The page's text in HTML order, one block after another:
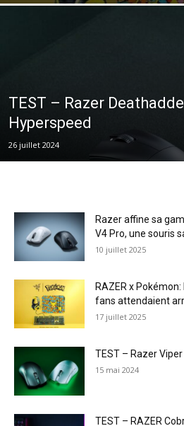
TEST – Razer
Hyperspeed
26 juillet 2024
Razer affine sa
V4 Pro, une souris
10 juillet 2025
RAZER x
fans attendaient
17 juillet 2025
TEST – Razer Viper
15 mai 2024
TEST – RAZER